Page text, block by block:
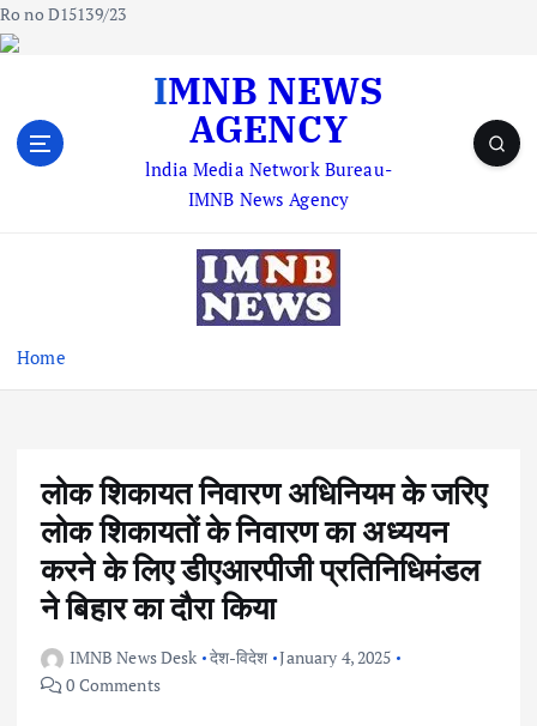
Ro no D15139/23
IMNB NEWS
AGENCY
lndia Media Network Bureau-
IMNB News Agency
Home
लोक शिकायत निवारण अधिनियम के जरिए
लोक शिकायतों के निवारण का अध्ययन
करने के लिए डीएआरपीजी प्रतिनिधिमंडल
ने बिहार का दौरा किया
IMNB News Desk देश-विदेश January 4, 2025
0 Comments